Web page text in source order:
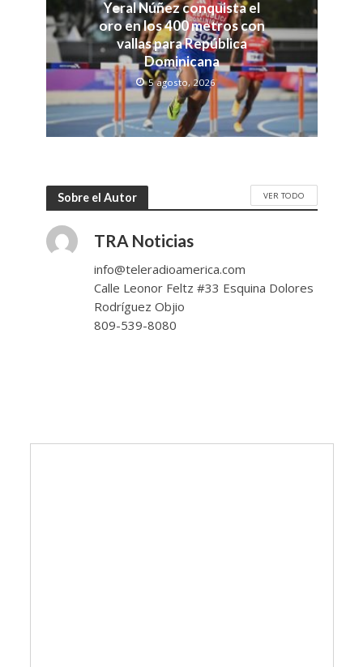
Yeral Núñez conquista el
oro en los 400 metros con
vallas para República
Dominicana
5 agosto, 2026
Sobre el Autor VER TODO
TRA Noticias
info@teleradioamerica.com
Calle Leonor Feltz #33 Esquina Dolores
Rodríguez Objio
809-539-8080